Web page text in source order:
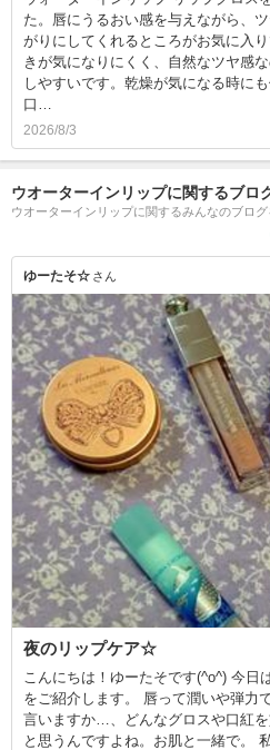
た。唇にうるおい感を与えながら、
がりにしてくれるところがお気に入
きが気になりにくく、自然なツヤ感
しやすいです。乾燥が気になる時にも
口…
2026/8/3
ウオーターインリップに関するブロ
ウオーターインリップに関するみんなのブログ
ゆーたそ☆ さん
夜のリップケア☆
こんにちは！ゆーたそです(^o^) 今日
をご紹介します。 唇って潤いや弾力
言いますか…、どんなグロスや口紅
と思うんですよね。お肌と一緒で。